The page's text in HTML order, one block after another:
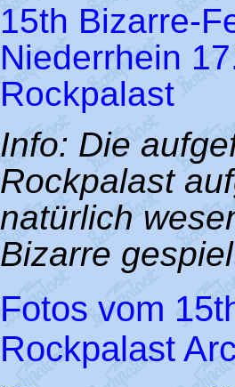
15th Bizarre-
Niederrhein
Rockpalast
Info: Die
Rockpalast
natürlich
Bizarre
Fotos vom
Rockpalast